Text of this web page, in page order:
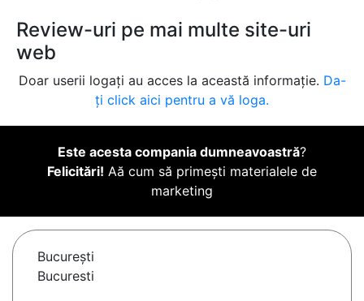
Review-uri pe mai multe site-uri
web
Doar userii logați au acces la această informație. Da-
ți click aici pentru a vă loga.
Este acesta compania dumneavoastră?
Felicitări! Aă cum să primești materialele de
marketing
Bucureşti
Bucuresti